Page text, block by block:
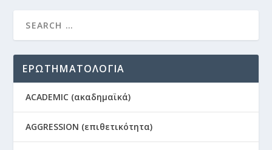
ΕΡΩΤΗΜΑΤΟΛΟΓΙΑ
ACADEMIC (ακαδημαϊκά)
AGGRESSION (επιθετικότητα)